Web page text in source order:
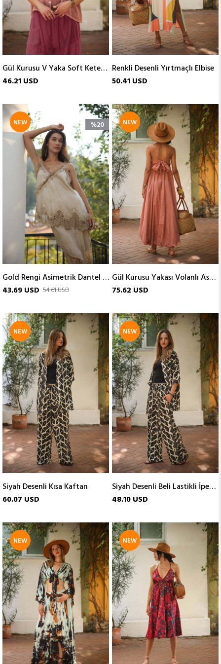
Gül Kurusu V Yaka Soft Keten Gömlek
46.21 USD
Renkli Desenli Yırtmaçlı Elbise
50.41 USD
Gold Rengi Asimetrik Dantel Detaylı Askılı Bluz
43.69 USD 54.61 USD
%20
NEW
ITEM
Gül Kurusu Yakası Volanlı Askılı Balon Elbise
75.62 USD
NEW
ITEM
Siyah Desenli Kısa Kaftan
60.07 USD
NEW
ITEM
Siyah Desenli Beli Lastikli İpek Pantolon
48.10 USD
NEW
ITEM
NEW
ITEM
NEW
ITEM